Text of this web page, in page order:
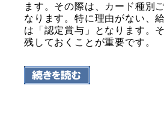
ます。その際は、カード種別
なります。特に理由がない、
は「認定賞与」となります。
残しておくことが重要です。